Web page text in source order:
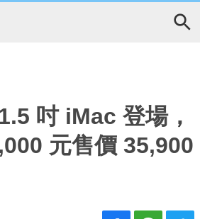
吋 iMac 登場，
元售價 35,900